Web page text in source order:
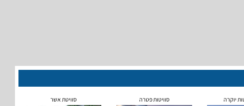
יוקרה סוויטות פטרה סוויטת אשר